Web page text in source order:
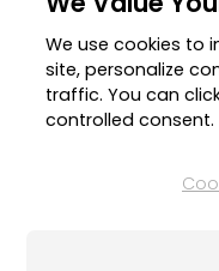
Zona de Miembros
Blog
We use cookies to
site, personalize
traffic. You can
controlled consent.